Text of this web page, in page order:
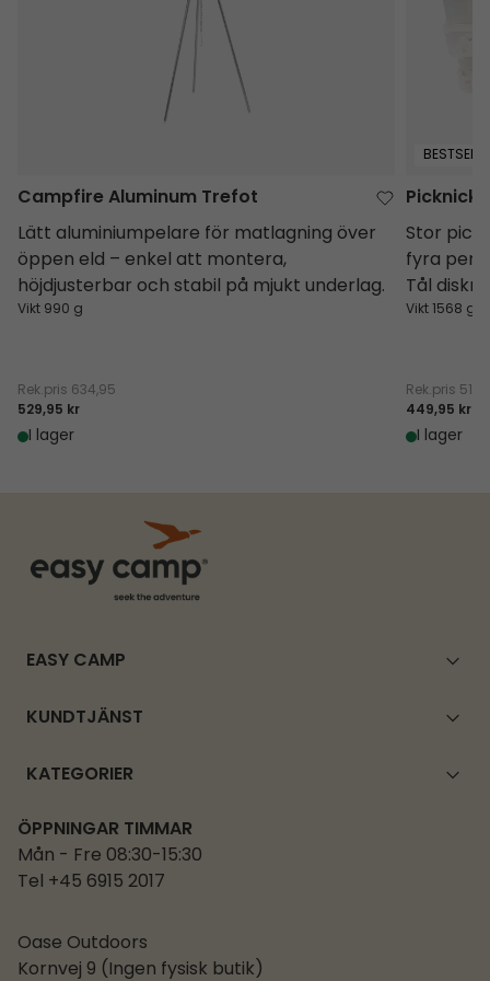
Campfire Aluminum Trefot
Lätt aluminiumpelare för matlagning över
öppen eld – enkel att montera,
höjdjusterbar och stabil på mjukt underlag.
Vikt 990 g
Rek.pris 634,95
529,95 kr
I lager
Stor
fyra
Tål
Vikt 1568 g
Rek.pris
449,95 kr
I lager
EASY CAMP
KUNDTJÄNST
KATEGORIER
ÖPPNINGAR TIMMAR
Mån - Fre 08:30-15:30
Tel +45 6915 2017
Oase Outdoors
Kornvej 9 (Ingen fysisk butik)